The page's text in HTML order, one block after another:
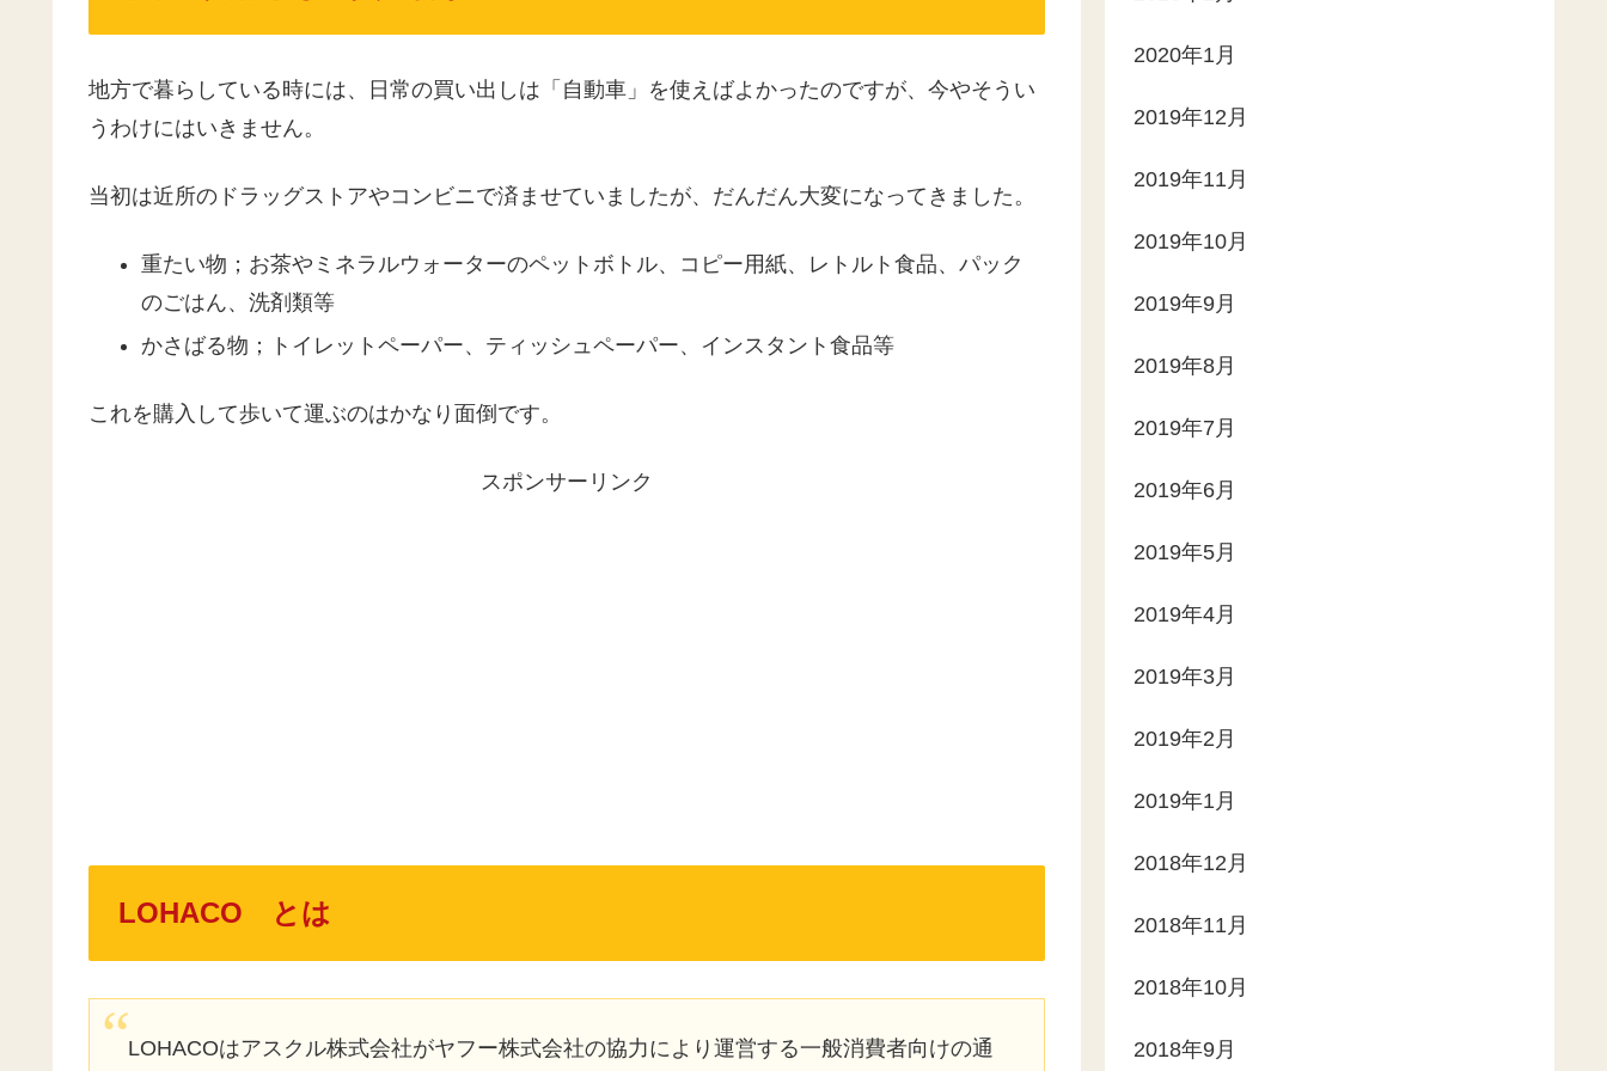
地方で暮らしている時には、日常の買い出しは「自動車」を使えばよかったのですが、今やそうい
うわけにはいきません。
当初は近所のドラッグストアやコンビニで済ませていましたが、だんだん大変になってきました。
重たい物；お茶やミネラルウォーターのペットボトル、コピー用紙、レトルト食品、パック
のごはん、洗剤類等
かさばる物；トイレットペーパー、ティッシュペーパー、インスタント食品等
これを購入して歩いて運ぶのはかなり面倒です。
スポンサーリンク
LOHACO とは
LOHACOはアスクル株式会社がヤフー株式会社の協力により運営する一般消費者向けの通
2020年1月
2019年12月
2019年11月
2019年10月
2019年9月
2019年8月
2019年7月
2019年6月
2019年5月
2019年4月
2019年3月
2019年2月
2019年1月
2018年12月
2018年11月
2018年10月
2018年9月